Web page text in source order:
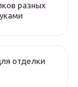
разных
отделки